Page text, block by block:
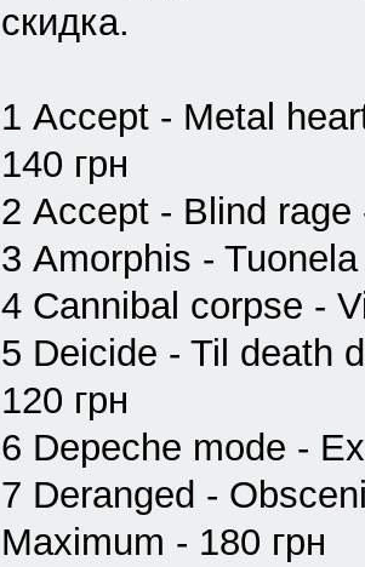
скидка.
1 Accept - Metal
140 грн
2 Accept - Blind rage
3 Amorphis -
4 Cannibal corpse -
5 Deicide - Til death
120 грн
6 Depeche mode -
7 Deranged -
Maximum - 180 грн